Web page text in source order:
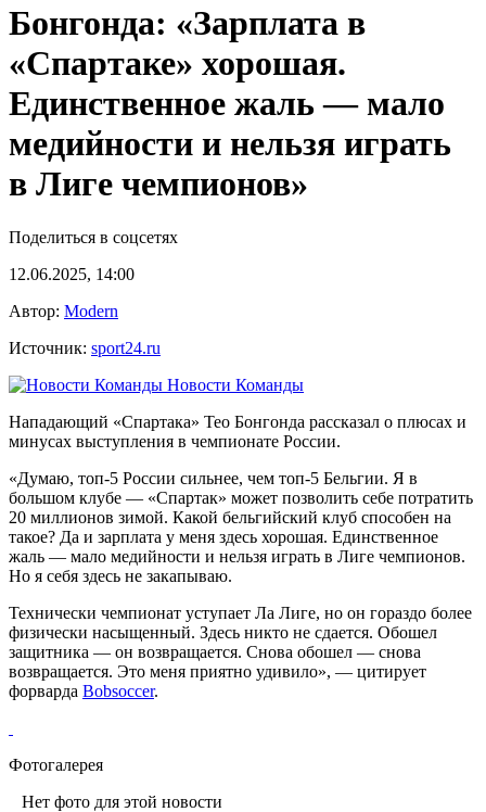
Бонгонда: «Зарплата в
«Спартаке» хорошая.
Единственное жаль — мало
медийности и нельзя играть
в Лиге чемпионов»
Поделиться в соцсетях
12.06.2025, 14:00
Автор: Modern
Источник: sport24.ru
Новости Команды
Нападающий «Спартака» Тео Бонгонда рассказал о плюсах и
минусах выступления в чемпионате России.
«Думаю, топ-5 России сильнее, чем топ-5 Бельгии. Я в
большом клубе — «Спартак» может позволить себе потратить
20 миллионов зимой. Какой бельгийский клуб способен на
такое? Да и зарплата у меня здесь хорошая. Единственное
жаль — мало медийности и нельзя играть в Лиге чемпионов.
Но я себя здесь не закапываю.
Технически чемпионат уступает Ла Лиге, но он гораздо более
физически насыщенный. Здесь никто не сдается. Обошел
защитника — он возвращается. Снова обошел — снова
возвращается. Это меня приятно удивило», — цитирует
форварда Bobsoccer.
Фотогалерея
Нет фото для этой новости